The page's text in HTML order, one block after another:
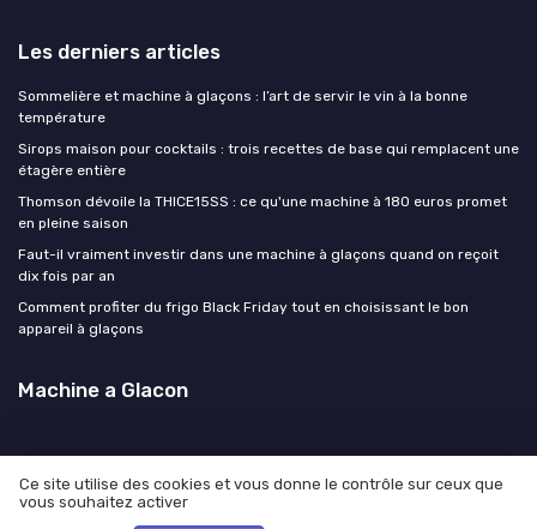
Les derniers articles
Sommelière et machine à glaçons : l’art de servir le vin à la bonne
température
Sirops maison pour cocktails : trois recettes de base qui remplacent une
étagère entière
Thomson dévoile la THICE15SS : ce qu'une machine à 180 euros promet
en pleine saison
Faut-il vraiment investir dans une machine à glaçons quand on reçoit
dix fois par an
Comment profiter du frigo Black Friday tout en choisissant le bon
appareil à glaçons
Machine a Glacon
Mentions légales
Ce site utilise des cookies et vous donne le contrôle sur ceux que
vous souhaitez activer